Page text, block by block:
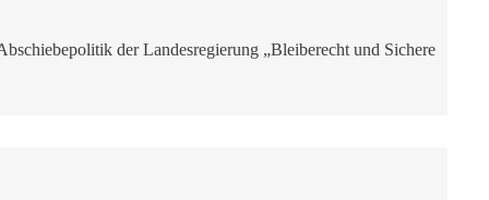
der Landesregierung „Bleiberecht und Sichere